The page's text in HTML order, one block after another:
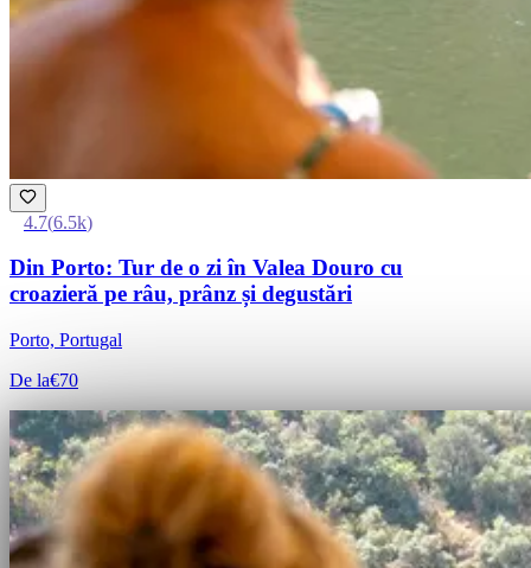
4.7(6.5k)
Din Porto: Tur de o zi în Valea Douro cu
croazieră pe râu, prânz și degustări
Porto, Portugal
De la€70